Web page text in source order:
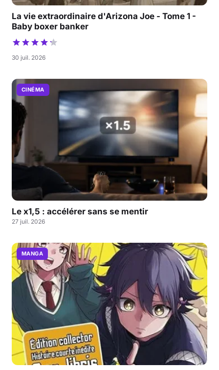
La vie extraordinaire d'Arizona Joe - Tome 1 -
Baby boxer banker
30 juil. 2026
CINÉMA
Le x1,5 : accélérer sans se mentir
27 juil. 2026
MANGA